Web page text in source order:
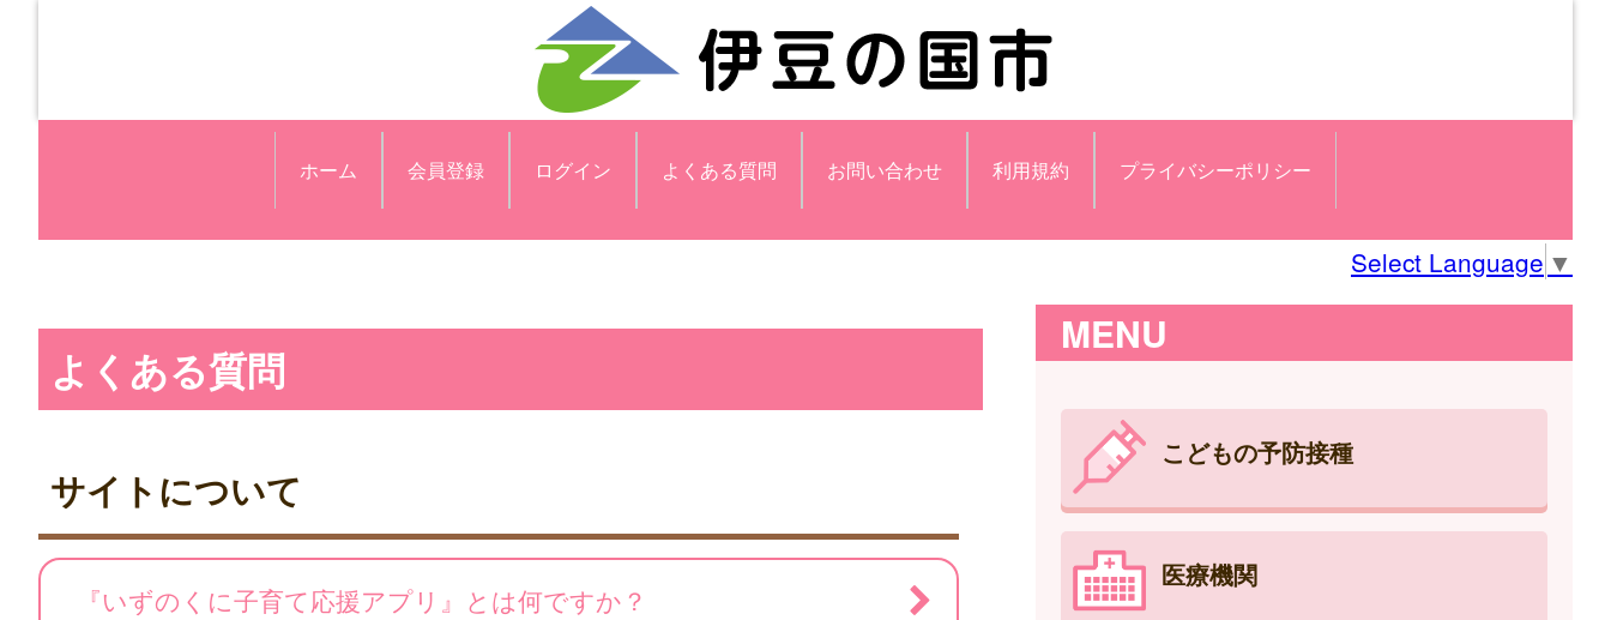
ホーム 会員登録 ログイン よくある質問 お問い合わせ 利用規約 プライバシーポリシー
Select Language ▼
よくある質問
サイトについて
『いずのくに子育て応援アプリ』とは何ですか？
MENU
こどもの予防接種
医療機関